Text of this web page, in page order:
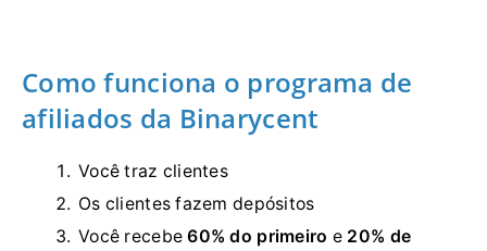
Como funciona o programa de
afiliados da Binarycent
Você traz clientes
Os clientes fazem depósitos
Você recebe60% do primeiro e 20% de